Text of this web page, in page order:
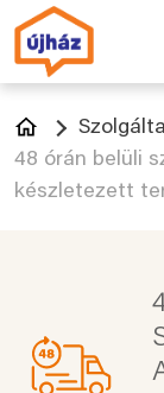
48 órán belüli
készletezett